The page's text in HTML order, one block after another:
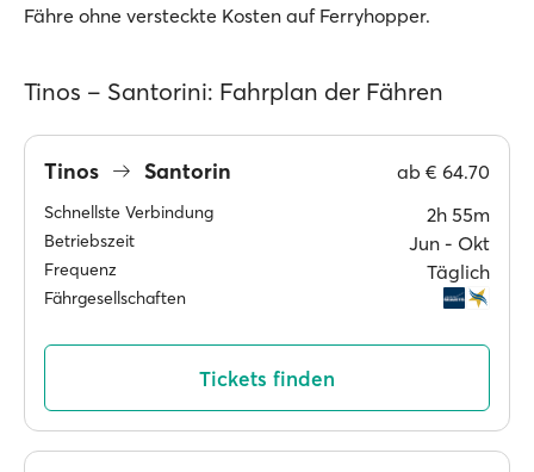
Fähre ohne versteckte Kosten auf Ferryhopper.
Tinos – Santorini: Fahrplan der Fähren
Tinos Santorin ab € 64.70
Schnellste Verbindung 2h 55m
Betriebszeit Jun ‐ Okt
Frequenz Täglich
Fährgesellschaften
Tickets finden